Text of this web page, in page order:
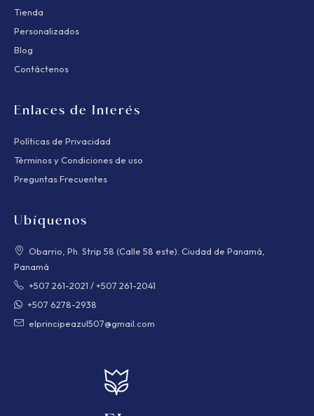
Tienda
Personalizados
Blog
Contáctenos
Enlaces de Interés
Políticas de Privacidad
Términos y Condiciones de uso
Preguntas Frecuentes
Ubíquenos
Obarrio, Ph. Strip 58 (Calle 58 este). Ciudad de Panamá,
Panamá
+507 261-2021 /+507 261-2041
+507 6278-2938
elprincipeazul507@gmail.com